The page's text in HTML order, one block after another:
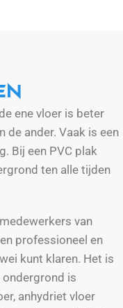
ene vloer is beter
de ander. Vaak is een
Bij een PVC plak
ten alle tijden
van
professioneel en
kunt klaren. Het is
is
anhydriet vloer